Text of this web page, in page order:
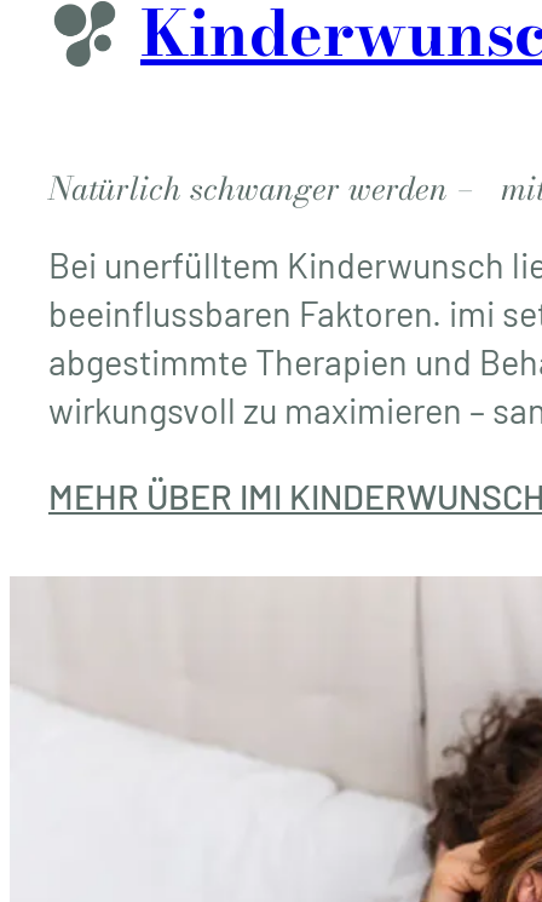
Natürlich schwanger werden –
Bei unerfülltem Kinderwunsch
beeinflussbaren Faktoren. imi
abgestimmte Therapien und
wirkungsvoll zu maximieren –
MEHR ÜBER IMI